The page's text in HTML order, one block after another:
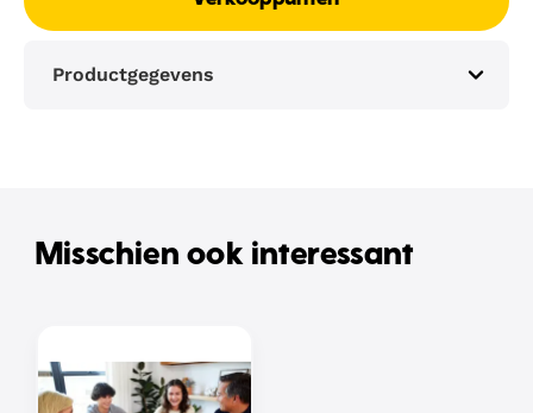
Productgegevens
Misschien ook interessant